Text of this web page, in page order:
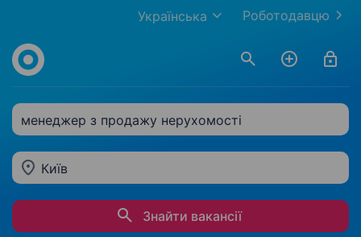
Роботодавцю
Українська
менеджер з продажу нерухомості
Київ
Знайти вакансії